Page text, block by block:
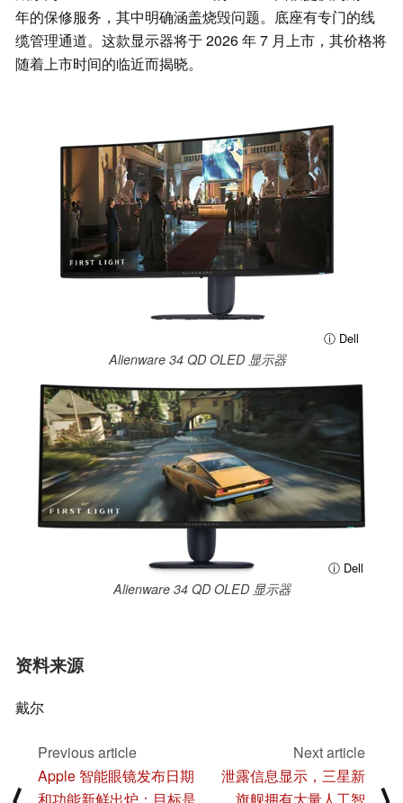
年的保修服务，其中明确涵盖烧毁问题。底座有专门的线
缆管理通道。这款显示器将于 2026 年 7 月上市，其价格将
随着上市时间的临近而揭晓。
ⓘ Dell
Alienware 34 QD OLED 显示器
ⓘ Dell
Alienware 34 QD OLED 显示器
资料来源
戴尔
Previous article
Apple 智能眼镜发布日期
Next article
泄露信息显示，三星新